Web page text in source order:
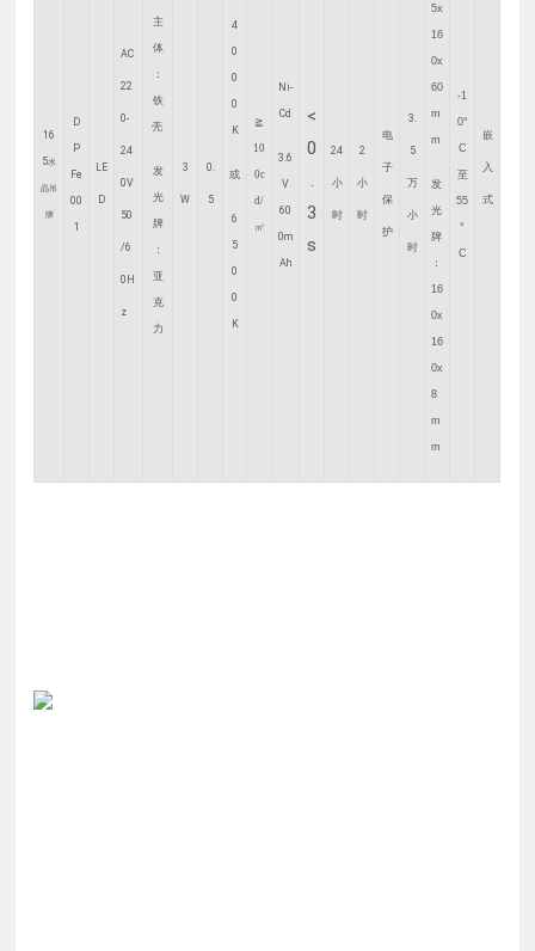
16
5水
晶吊
牌
D
P
Fe
00
1
LE
D
AC
22
0-
24
0V
50
/6
0H
z
主
体
：
铁
壳
发
光
牌
：
亚
克
力
3
W
0.
5
4
0
0
0
K
或
6
5
0
0
K
≧
10
0c
d/
㎡
Ni-
Cd
3.6
V
60
0m
Ah
<
0
.
3
s
24
小
时
2
小
时
电
子
保
护
3.
5
万
小
时
5x
16
0x
60
m
m
发
光
牌
：
16
0x
16
0x
8
m
m
-1
0°
C
至
55
°
C
嵌
入
式